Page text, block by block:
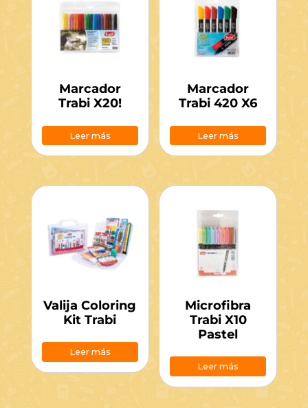
Marcador
Trabi X20!
Leer más
Marcador
Trabi 420 X6
Leer más
Valija Coloring
Kit Trabi
Leer más
Microfibra
Trabi X10
Pastel
Leer más